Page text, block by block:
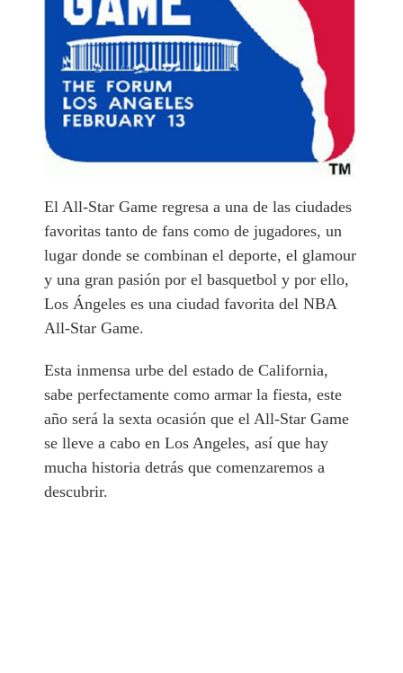
El All-Star Game regresa a una de las ciudades
favoritas tanto de fans como de jugadores, un
lugar donde se combinan el deporte, el glamour
y una gran pasión por el basquetbol y por ello,
Los Ángeles es una ciudad favorita del NBA
All-Star Game.
Esta inmensa urbe del estado de California,
sabe perfectamente como armar la fiesta, este
año será la sexta ocasión que el All-Star Game
se lleve a cabo en Los Angeles, así que hay
mucha historia detrás que comenzaremos a
descubrir.